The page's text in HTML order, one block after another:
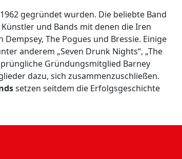
gegründet wurden. Die beliebte Band
und Bands mit denen die Iren
The Pogues und Bressie. Einige
anderem „Seven Drunk Nights“, „The
Gründungsmitglied Barney
dazu, sich zusammenzuschließen.
setzen seitdem die Erfolgsgeschichte